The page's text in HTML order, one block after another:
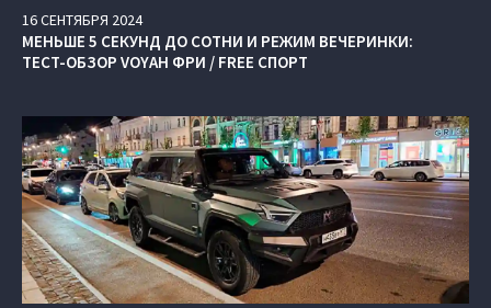
16СЕНТЯБРЯ 2024
МЕНЬШЕ 5 СЕКУНД ДО СОТНИ И РЕЖИМ ВЕЧЕРИНКИ:
ТЕСТ-ОБЗОР VOYAH ФРИ / FREE СПОРТ